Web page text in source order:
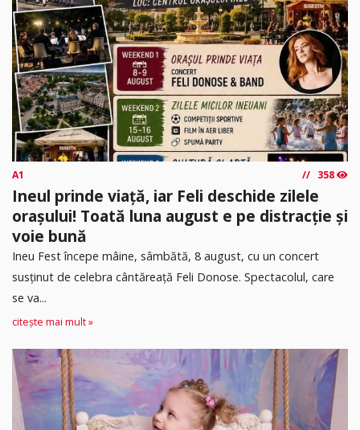
A1 358
Ineul prinde viață, iar Feli deschide zilele
orașului! Toată luna august e pe distracție și
voie bună
Ineu Fest începe mâine, sâmbătă, 8 august, cu un concert
susținut de celebra cântăreață Feli Donose. Spectacolul, care
se va...
citește mai mult »